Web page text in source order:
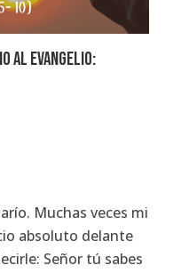
al Evangelio:
Muchas veces mi
absoluto delante
Señor tú sabes